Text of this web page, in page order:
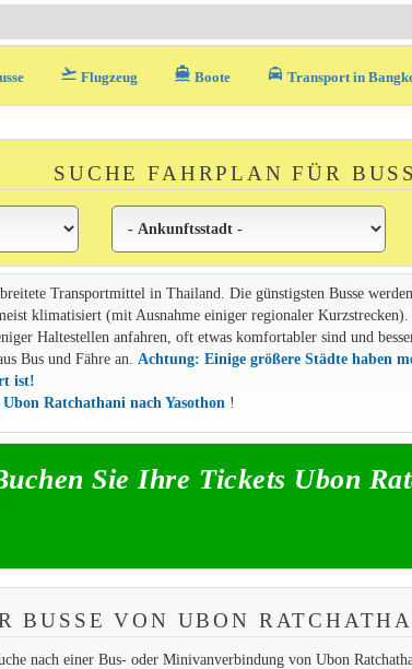
flight_takeoff Flugzeug directions_boat Boote local_taxi Transport in
SUCHE FAHRPLAN FÜR
Transportmittel in Thailand. Die günstigsten Busse
klimatisiert (mit Ausnahme einiger regionaler
Haltestellen anfahren, oft etwas komfortabler sind und
Bus und Fähre an. Achtung: Einige größere Städte haben
ist!
Ratchathani nach Yasothon !
Sie Ihre Tickets Ubon
BUSSE VON UBON
nach einer Bus- oder Minivanverbindung von Ubon